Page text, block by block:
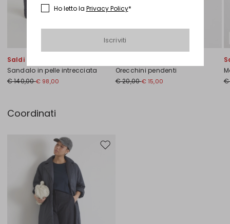
Saldi -30%
Sandalo in pelle intrecciata
€ 140,00€ 98,00
Orecchini pendenti
€ 20,00€ 15,00
€
Coordinati
Sposta nella wishlist
Ho letto la Privacy Policy*
Iscriviti